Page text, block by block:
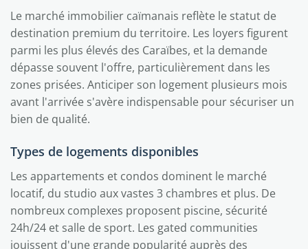
Le marché immobilier caïmanais reflète le statut de
destination premium du territoire. Les loyers figurent
parmi les plus élevés des Caraïbes, et la demande
dépasse souvent l'offre, particulièrement dans les
zones prisées. Anticiper son logement plusieurs mois
avant l'arrivée s'avère indispensable pour sécuriser un
bien de qualité.
Types de logements disponibles
Les appartements et condos dominent le marché
locatif, du studio aux vastes 3 chambres et plus. De
nombreux complexes proposent piscine, sécurité
24h/24 et salle de sport. Les gated communities
jouissent d'une grande popularité auprès des